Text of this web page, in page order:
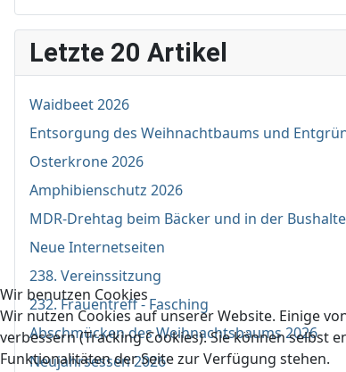
Letzte 20 Artikel
Waidbeet 2026
Entsorgung des Weihnachtbaums und
Osterkrone 2026
Amphibienschutz 2026
MDR-Drehtag beim Bäcker und in der
Neue Internetseiten
238. Vereinssitzung
232. Frauentreff - Fasching
Abschmücken des Weihnachtsbaums 2026
Neujahrsessen 2026
Wir benutzen Cookies
Wir nutzen Cookies auf unserer Website. Einige
verbessern (Tracking Cookies). Sie können selbst
Funktionalitäten der Seite zur Verfügung stehen.